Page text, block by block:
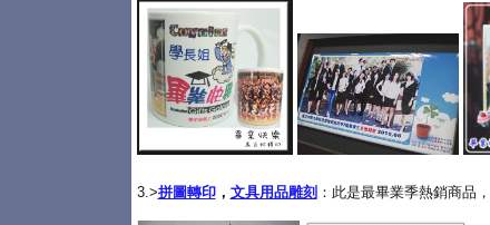
3.>拼圖轉印， 文具用品雕刻 ：此是最畢業季熱銷商品